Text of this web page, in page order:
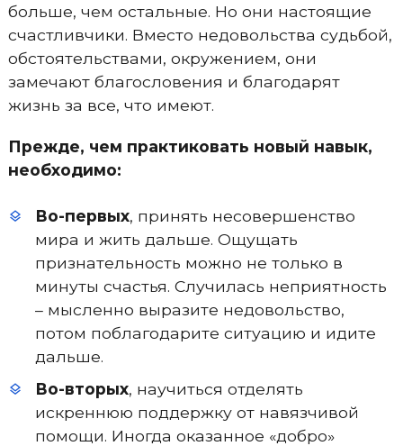
больше, чем остальные. Но они настоящие
счастливчики. Вместо недовольства судьбой,
обстоятельствами, окружением, они
замечают благословения и благодарят
жизнь за все, что имеют.
Прежде, чем практиковать новый навык,
необходимо:
Во-первых, принять несовершенство
мира и жить дальше. Ощущать
признательность можно не только в
минуты счастья. Случилась неприятность
– мысленно выразите недовольство,
потом поблагодарите ситуацию и идите
дальше.
Во-вторых, научиться отделять
искреннюю поддержку от навязчивой
помощи. Иногда оказанное «добро»